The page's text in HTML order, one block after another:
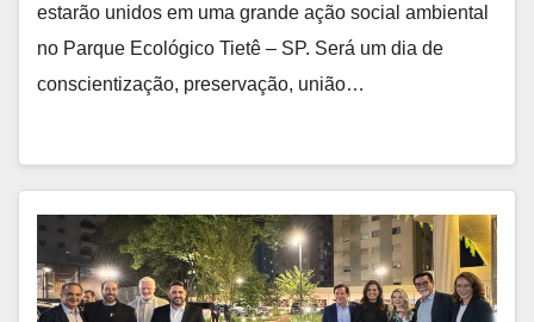
estarão unidos em uma grande ação social ambiental
no Parque Ecológico Tietê – SP. Será um dia de
conscientização, preservação, união…